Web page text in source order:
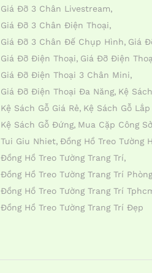
Giá Đỡ 3 Chân Livestream
Giá Đỡ 3 Chân Điện Thoại
Giá Đỡ 3 Chân Đế Chụp Hình Giá
Giá Đỡ Điện Thoại Giá Đỡ Điện
Giá Đỡ Điện Thoại 3 Chân Mini
Giá Đỡ Điện Thoại Đa Năng Kệ
Kệ Sách Gỗ Giá Rẻ Kệ Sách Gỗ
Kệ Sách Gỗ Đứng Mua Cặp Công
Tui Giu Nhiet Đồng Hồ Treo Tường
Đồng Hồ Treo Tường Trang Trí
Đồng Hồ Treo Tường Trang Trí
Đồng Hồ Treo Tường Trang Trí
Đồng Hồ Treo Tường Trang Trí Đẹp